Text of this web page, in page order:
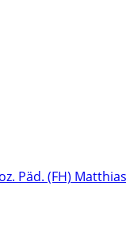
Päd. (FH)